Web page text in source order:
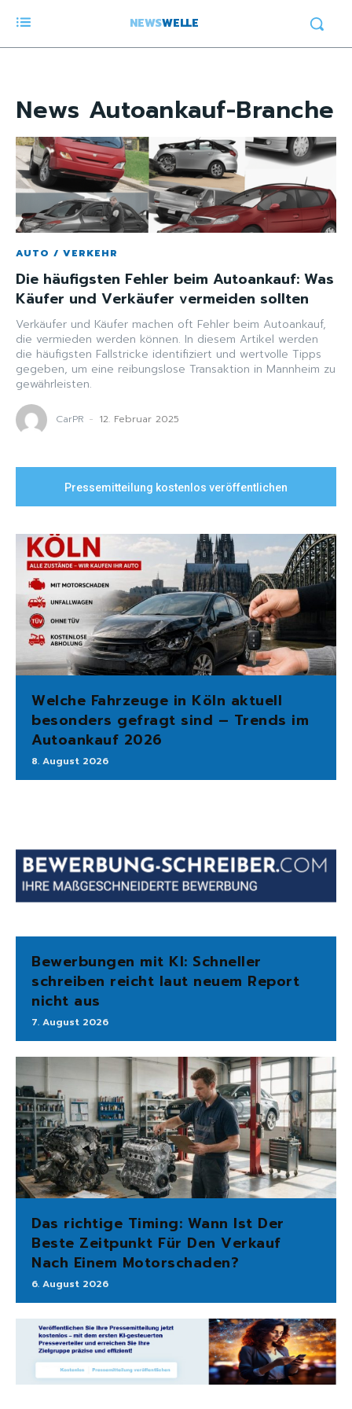
NEWSWELLE
News Autoankauf-Branche
AUTO / VERKEHR
Die häufigsten Fehler beim Autoankauf: Was
Käufer und Verkäufer vermeiden sollten
Verkäufer und Käufer machen oft Fehler beim Autoankauf,
die vermieden werden können. In diesem Artikel werden
die häufigsten Fallstricke identifiziert und wertvolle Tipps
gegeben, um eine reibungslose Transaktion in Mannheim zu
gewährleisten.
CarPR - 12. Februar 2025
Pressemitteilung kostenlos veröffentlichen
Welche Fahrzeuge in Köln aktuell
besonders gefragt sind – Trends im
Autoankauf 2026
8. August 2026
Bewerbungen mit KI: Schneller
schreiben reicht laut neuem Report
nicht aus
7. August 2026
Das richtige Timing: Wann Ist Der
Beste Zeitpunkt Für Den Verkauf
Nach Einem Motorschaden?
6. August 2026